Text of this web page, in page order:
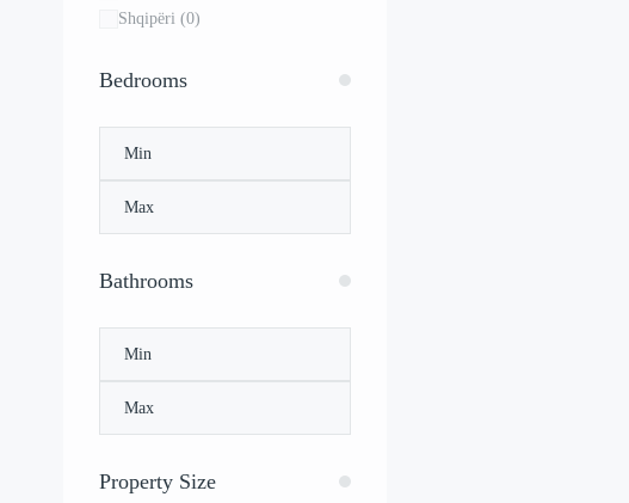
Shqipëri (0)
Bedrooms
Bathrooms
Property Size